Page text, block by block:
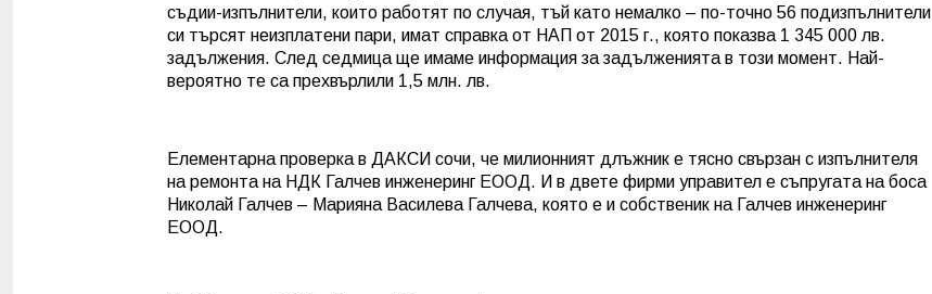
съдии-изпълнители, които работят по случая, тъй като немалко – по-точно 56 подизпълнители
си търсят неизплатени пари, имат справка от НАП от 2015 г., която показва 1 345 000 лв.
задължения. След седмица ще имаме информация за задълженията в този момент. Най-
вероятно те са прехвърлили 1,5 млн. лв.
Елементарна проверка в ДАКСИ сочи, че милионният длъжник е тясно свързан с изпълнителя
на ремонта на НДК Галчев инженеринг ЕООД. И в двете фирми управител е съпругата на боса
Николай Галчев – Марияна Василева Галчева, която е и собственик на Галчев инженеринг
ЕООД.